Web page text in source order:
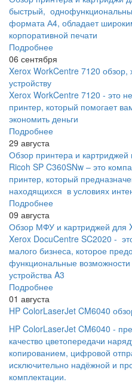
быстрый,
формата А4, обладает
корпоративной печати
Подробнее
06 сентября
Xerox WorkCentre 7120 обзор,
устройству
Xerox WorkCentre 7120 - это
принтер, который помогает
экономить деньги
Подробнее
29 августа
Обзор принтера и картриджей
Ricoh SP C360SNw – это
принтер, который
находящихся в условиях
Подробнее
09 августа
Обзор МФУ и картриджей для
Xerox DocuCentre SC2020 -
малого бизнеса, которое
функциональные
устройства A3
Подробнее
01 августа
HP ColorLaserJet CM6040
HP ColorLaserJet CM6040 -
качество цветопередачи
копированием, цифровой
исключительно надёжной и
комплектации.